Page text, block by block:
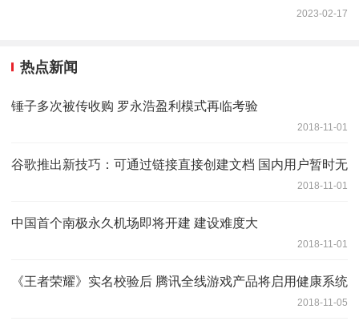
2023-02-17
热点新闻
锤子多次被传收购 罗永浩盈利模式再临考验
2018-11-01
谷歌推出新技巧：可通过链接直接创建文档 国内用户暂时无
2018-11-01
中国首个南极永久机场即将开建 建设难度大
2018-11-01
《王者荣耀》实名校验后 腾讯全线游戏产品将启用健康系统
2018-11-05